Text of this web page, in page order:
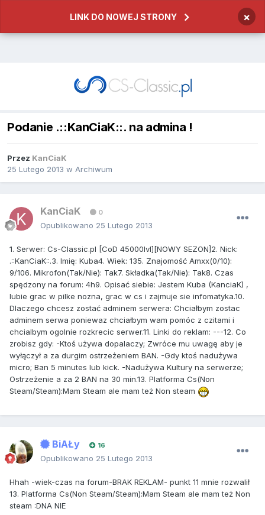
LINK DO NOWEJ STRONY ×
Podanie .::KanCiaK::. na admina !
Przez KanCiaK
25 Lutego 2013 w Archiwum
KanCiaK 0
Opublikowano 25 Lutego 2013
1. Serwer: Cs-Classic.pl [CoD 45000lvl][NOWY SEZON]2. Nick:
.::KanCiaK::.3. Imię: Kuba4. Wiek: 135. Znajomość Amxx(0/10):
9/106. Mikrofon(Tak/Nie): Tak7. Składka(Tak/Nie): Tak8. Czas
spędzony na forum: 4h9. Opisać siebie: Jestem Kuba (KanciaK) ,
lubie grac w pilke nozna, grac w cs i zajmuje sie infomatyka.10.
Dlaczego chcesz zostać adminem serwera: Chciałbym zostac
adminem serwa poniewaz chciałbym wam pomóc z czitami i
chcialbym ogolnie rozkrecic serwer.11. Linki do reklam: ---12. Co
zrobisz gdy: -Ktoś używa dopalaczy; Zwróce mu uwagę aby je
wyłączył a za durgim ostrzeżeniem BAN. -Gdy ktoś nadużywa
micro; Ban 5 minutes lub kick. -Nadużywa Kultury na serwerze;
Ostrzeżenie a za 2 BAN na 30 min.13. Platforma Cs(Non
Steam/Steam):Mam Steam ale mam też Non steam
BiAŁy 16
Opublikowano 25 Lutego 2013
Hhah -wiek-czas na forum-BRAK REKLAM- punkt 11 mnie rozwalił
13. Platforma Cs(Non Steam/Steam):Mam Steam ale mam też Non
steam :DNA NIE